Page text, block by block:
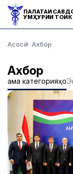
ПАЛАТАИ
ҶУМҲУРИИ
Асосӣ Ахбор
Ахбор
Ҳама категорияҳо